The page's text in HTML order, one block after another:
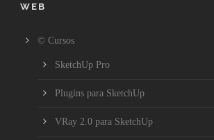
WEB
© Cursos
SketchUp Pro
Plugins para SketchUp
VRay 2.0 para SketchUp